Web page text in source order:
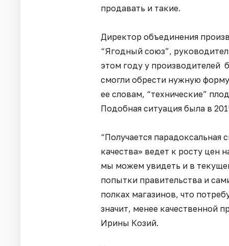
продавать и такие.
Директор объединения
“Ягодный союз”,
этом году у производителей
смогли обрести нужную
ее словам, “технические”
Подобная ситуация была в
“Получается парадоксальная
качества» ведет к росту цен
мы можем увидеть и в
попытки правительства и
полках магазинов, что
значит, менее качественной
Ирины Козий.